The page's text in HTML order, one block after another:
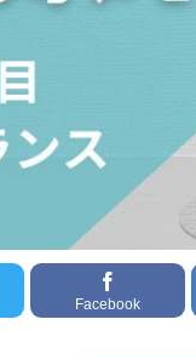
Facebook